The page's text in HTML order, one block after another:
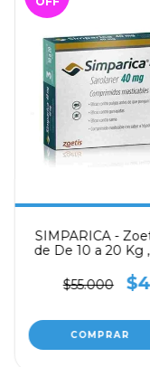
SIMPARICA -
de De 10 a 20 Kg
$55.000